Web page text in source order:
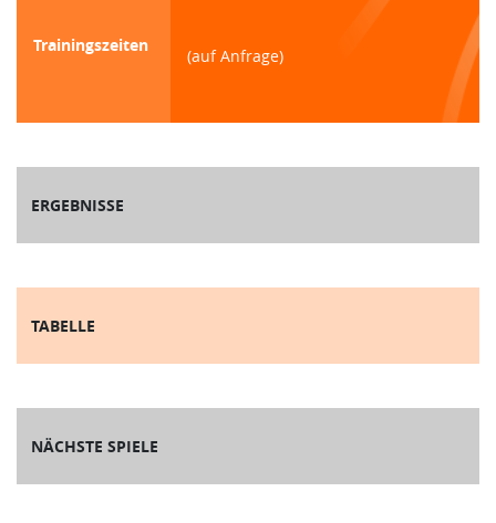
Trainingszeiten
(auf Anfrage)
ERGEBNISSE
TABELLE
NÄCHSTE SPIELE